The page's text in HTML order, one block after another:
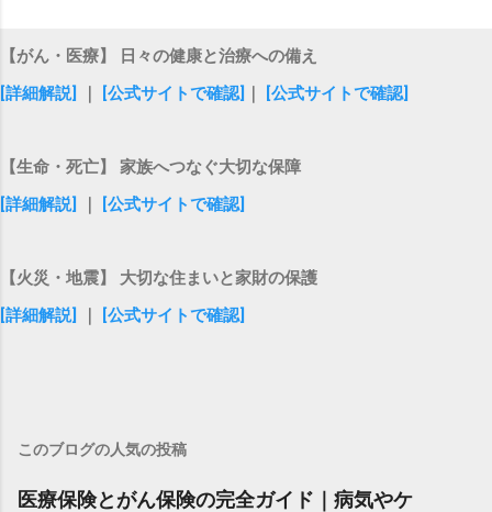
【がん・医療】 日々の健康と治療への備え
[詳細解説]
[公式サイトで確認] [公式サイトで確認]
【生命・死亡】 家族へつなぐ大切な保障
[詳細解説]
[公式サイトで確認]
【火災・地震】 大切な住まいと家財の保護
[詳細解説]
[公式サイトで確認]
このブログの人気の投稿
医療保険とがん保険の完全ガイド｜病気やケ